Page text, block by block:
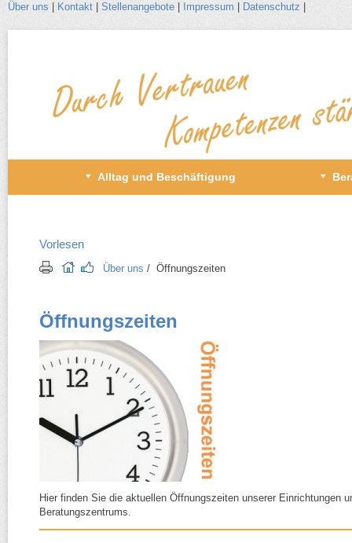
Über uns Kontakt Stellenangebote Impressum Datenschutz
Alltag und Beschäftigung
Vorlesen
Über uns /​ Öffnungszeiten
Öffnungszeiten
Hier finden Sie die aktuellen Öffnungszeiten unserer Einrichtungen
Beratungszentrums.